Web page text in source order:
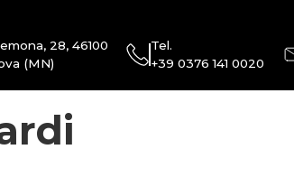
28, 46100
(MN)
Tel.
+39 0376 141 0020